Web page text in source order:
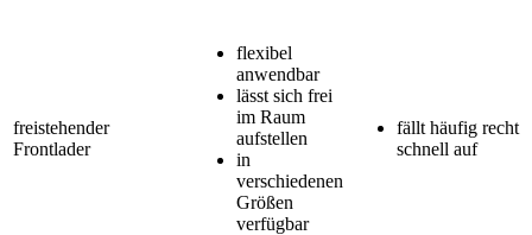
freistehender
Frontlader
flexibel
anwendbar
lässt sich frei
im Raum
aufstellen
in
verschiedenen
Größen
verfügbar
fällt häufig recht
schnell auf